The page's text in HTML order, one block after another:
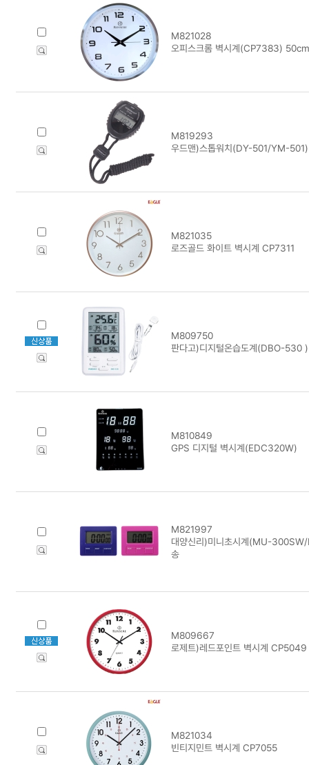
M821028
오피스크롬 벽시계(CP7383) 50cm
M819293
우드맨)스톱워치(DY-501/YM-
M821035
로즈골드 화이트 벽시계 CP7311
M809750
판다고)디지털온습도계(DBO-530 )
M810849
GPS 디지털 벽시계(EDC320W)
M821997
대양신리)미니초시계(MU-
송
M809667
로제트)레드포인트 벽시계 CP5049
M821034
빈티지민트 벽시계 CP7055